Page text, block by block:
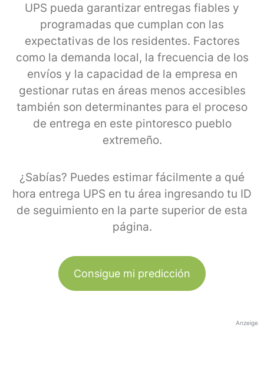
UPS pueda garantizar entregas fiables y
programadas que cumplan con las
expectativas de los residentes. Factores
como la demanda local, la frecuencia de los
envíos y la capacidad de la empresa en
gestionar rutas en áreas menos accesibles
también son determinantes para el proceso
de entrega en este pintoresco pueblo
extremeño.
¿Sabías? Puedes estimar fácilmente a qué
hora entrega UPS en tu área ingresando tu ID
de seguimiento en la parte superior de esta
página.
Consigue mi predicción
Anzeige